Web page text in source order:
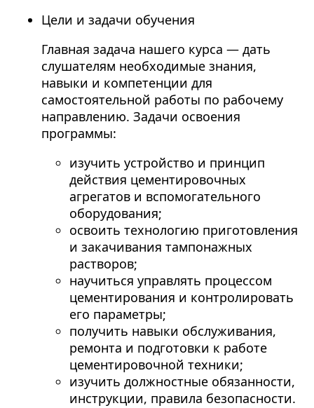
Цели и задачи обучения
Главная задача нашего курса — дать
слушателям необходимые знания,
навыки и компетенции для
самостоятельной работы по рабочему
направлению. Задачи освоения
программы:
изучить устройство и принцип
действия цементировочных
агрегатов и вспомогательного
оборудования;
освоить технологию приготовления
и закачивания тампонажных
растворов;
научиться управлять процессом
цементирования и контролировать
его параметры;
получить навыки обслуживания,
ремонта и подготовки к работе
цементировочной техники;
изучить должностные обязанности,
инструкции, правила безопасности.